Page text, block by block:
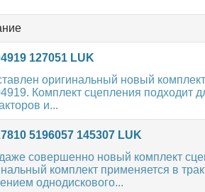
127051 LUK
оригинальный новый
Комплект сцепления подходит
и...
5196057 145307 LUK
совершенно новый комплект
комплект применяется в
однодискового...